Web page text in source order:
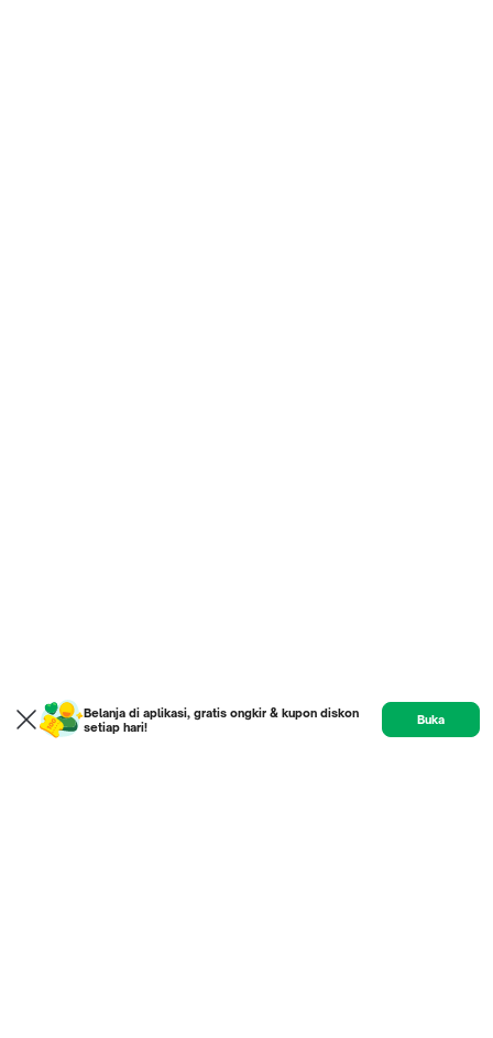
Belanja di aplikasi, gratis ongkir & kupon diskon
setiap hari!
Buka